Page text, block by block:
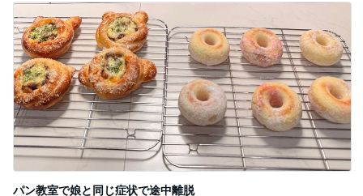
パン教室で娘と同じ症状で途中離脱